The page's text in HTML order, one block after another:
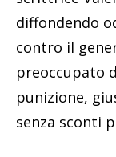
diffondendo
contro il
preoccupato
punizione,
senza sconti